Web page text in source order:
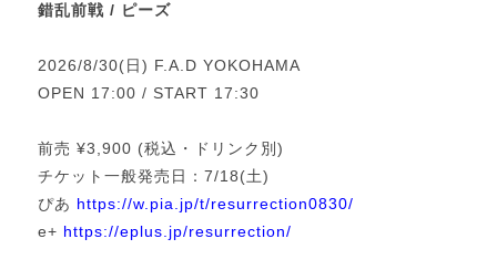
錯乱前戦 / ピーズ
2026/8/30(日) F.A.D YOKOHAMA
OPEN 17:00 / START 17:30
前売 ¥3,900 (税込・ドリンク別)
チケット一般発売日：7/18(土)
ぴあ https://w.pia.jp/t/resurrection0830/
e+ https://eplus.jp/resurrection/